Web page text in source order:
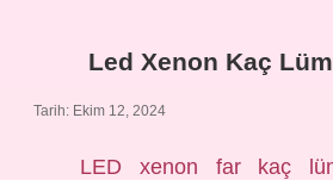
Led Xenon Kaç
Tarih: Ekim 12, 2024
LED xenon far kaç